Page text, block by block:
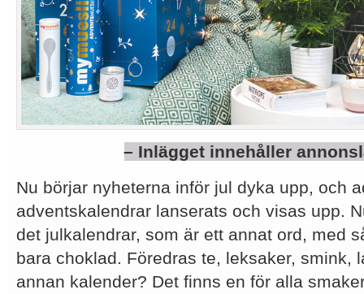
– Inlägget innehåller
Nu börjar nyheterna inför jul dyka upp, och
adventskalendrar lanserats och visas upp.
det julkalendrar, som är ett annat ord, med
bara choklad. Föredras te, leksaker, smink,
annan kalender? Det finns en för alla